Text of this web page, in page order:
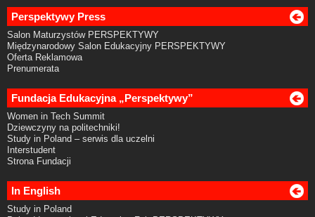
Perspektywy Press
Salon Maturzystów PERSPEKTYWY
Międzynarodowy Salon Edukacyjny PERSPEKTYWY
Oferta Reklamowa
Prenumerata
Fundacja Edukacyjna „Perspektywy”
Women in Tech Summit
Dziewczyny na politechniki!
Study in Poland – serwis dla uczelni
Interstudent
Strona Fundacji
In English
Study in Poland